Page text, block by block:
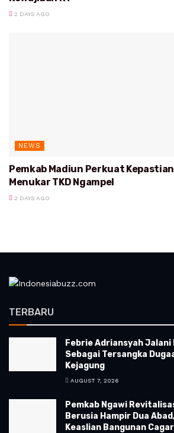
2 DAYS AGO
NEWS
Pemkab Madiun Perkuat
Menukar TKD Ngampel
2 DAYS AGO
TERBARU
Febrie Adriansyah Jalani
Sebagai Tersangka
Kejagung
AUGUST 7, 2026
Pemkab Ngawi
Berusia Hampir Dua
Keaslian Bangunan